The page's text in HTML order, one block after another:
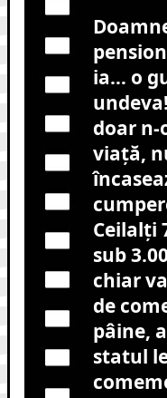
ia… o
doar n-
viață,
Ceilalți
sub
chiar
de
pâine,
statul